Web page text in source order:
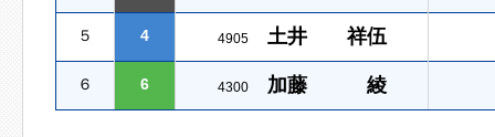
５ 4 4905 土井 祥伍
６ 6 4300 加藤 綾